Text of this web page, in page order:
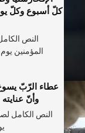
كلّ أسبوع وكلّ
النص
المؤمنين يوم
عطاء الرّبّ
وأنّ عنايته
النص الكامل